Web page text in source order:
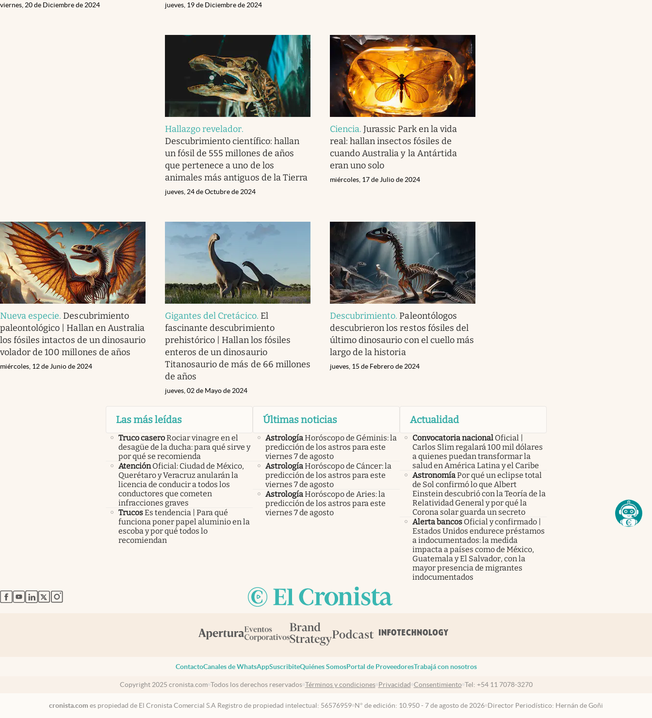
viernes, 20 de Diciembre de 2024 jueves, 19 de Diciembre de 2024
Hallazgo revelador.
Descubrimiento científico: hallan
un fósil de 555 millones de años
que pertenece a uno de los
animales más antiguos de la Tierra
jueves, 24 de Octubre de 2024
Ciencia.Jurassic Park en la vida
real: hallan insectos fósiles de
cuando Australia y la Antártida
eran uno solo
miércoles, 17 de Julio de 2024
Nueva especie. Descubrimiento
paleontológico | Hallan en Australia
los fósiles intactos de un dinosaurio
volador de 100 millones de años
miércoles, 12 de Junio de 2024
Gigantes del Cretácico. El
fascinante descubrimiento
prehistórico | Hallan los fósiles
enteros de un dinosaurio
Titanosaurio de más de 66 millones
de años
jueves, 02 de Mayo de 2024
Descubrimiento. Paleontólogos
descubrieron los restos fósiles del
último dinosaurio con el cuello más
largo de la historia
jueves, 15 de Febrero de 2024
Las más leídas
Truco caseroRociar vinagre en el
desagüe de la ducha: para qué sirve y
por qué se recomienda
Atención Oficial: Ciudad de México,
Querétaro y Veracruz anularán la
licencia de conducir a todos los
conductores que cometen
infracciones graves
TrucosEs tendencia | Para qué
funciona poner papel aluminio en la
escoba y por qué todos lo
recomiendan
Últimas noticias
AstrologíaHoróscopo de Géminis: la
predicción de los astros para este
viernes 7 de agosto
AstrologíaHoróscopo de Cáncer: la
predicción de los astros para este
viernes 7 de agosto
AstrologíaHoróscopo de Aries: la
predicción de los astros para este
viernes 7 de agosto
Actualidad
Convocatoria nacional Oficial |
Carlos Slim regalará 100 mil dólares
a quienes puedan transformar la
salud en América Latina y el Caribe
AstronomíaPor qué un eclipse total
de Sol confirmó lo que Albert
Einstein descubrió con la Teoría de la
Relatividad General y por qué la
Corona solar guarda un secreto
Alerta bancos Oficial y confirmado |
Estados Unidos endurece préstamos
a indocumentados: la medida
impacta a países como de México,
Guatemala y El Salvador, con la
mayor presencia de migrantes
indocumentados
abre en nueva pestaña
abre en nueva pestaña
abre en nueva pestaña
abre en nueva pestaña
abre en nueva pestaña
ContactoCanales de WhatsAppSuscribiteQuiénes SomosPortal de ProveedoresTrabajá con nosotros
Copyright 2025 cronista.com Todos los derechos reservados Términos y condiciones Privacidad Consentimiento Tel: +54 11 7078-3270
cronista.com es propiedad de El Cronista Comercial S.A Registro de propiedad intelectual: 56576959 N° de edición: 10.950 - 7 de agosto de 2026 Director Periodístico: Hernán de Goñi